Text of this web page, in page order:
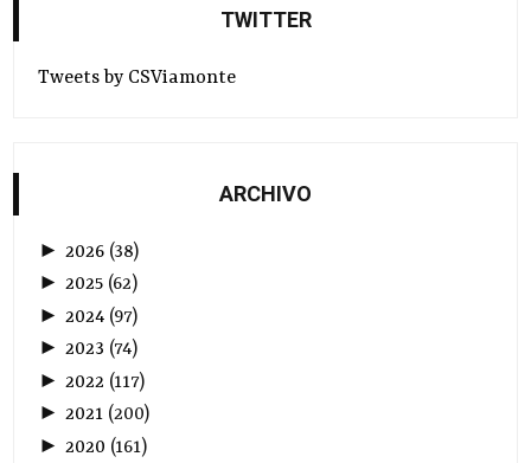
TWITTER
Tweets by CSViamonte
ARCHIVO
► 2026 (38)
►2025 (62)
► 2024 (97)
►2023 (74)
► 2022 (117)
►2021 (200)
► 2020 (161)